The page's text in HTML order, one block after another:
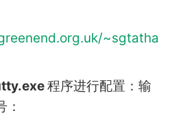
~sgtatha
程序进行配置：输